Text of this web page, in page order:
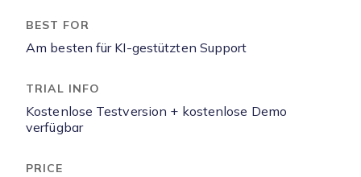
Am besten für KI-gestützten Support
Kostenlose Testversion + kostenlose Demo
verfügbar